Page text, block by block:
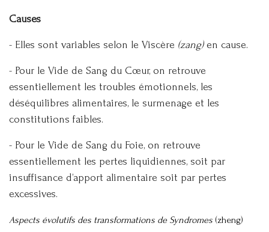
Causes
- Elles sont variables selon le Viscère (zang)en cause.
- Pour le Vide de Sang du Cœur, on retrouve
essentiellement les troubles émotionnels, les
déséquilibres alimentaires, le surmenage et les
constitutions faibles.
- Pour le Vide de Sang du Foie, on retrouve
essentiellement les pertes liquidiennes, soit par
insuffisance d’apport alimentaire soit par pertes
excessives.
Aspects évolutifs des transformations de Syndromes (zheng)